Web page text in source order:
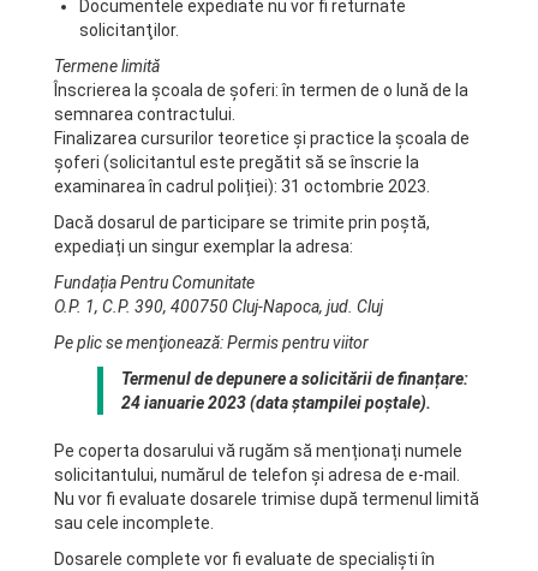
Documentele expediate nu vor fi returnate
solicitanţilor.
Termene limită
Înscrierea la școala de șoferi: în termen de o lună de la
semnarea contractului.
Finalizarea cursurilor teoretice și practice la școala de
șoferi (solicitantul este pregătit să se înscrie la
examinarea în cadrul poliției): 31 octombrie 2023.
Dacă dosarul de participare se trimite prin poştă,
expediați un singur exemplar la adresa:
Fundația Pentru Comunitate
O.P. 1, C.P. 390, 400750 Cluj-Napoca, jud. Cluj
Pe plic se menţionează: Permis pentru viitor
Termenul de depunere a solicitării de finanțare:
24 ianuarie 2023 (data ștampilei poștale).
Pe coperta dosarului vă rugăm să menționați numele
solicitantului, numărul de telefon și adresa de e-mail.
Nu vor fi evaluate dosarele trimise după termenul limită
sau cele incomplete.
Dosarele complete vor fi evaluate de specialiști în